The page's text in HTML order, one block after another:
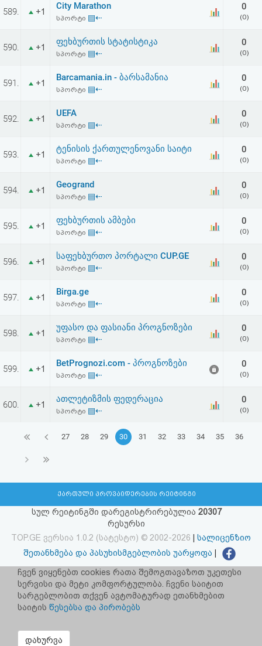
პასუხისმგებლობის
უარყოფა
589. +1
City Marathon
სპორტი ▤⇠
0
(0)
590. +1
ფეხბურთის სტატისტიკა
სპორტი ▤⇠
0
(0)
591. +1
Barcamania.in - ბარსამანია
სპორტი ▤⇠
0
(0)
592. +1
UEFA
სპორტი ▤⇠
0
(0)
593. +1
ტენისის ქართულენოვანი საიტი
სპორტი ▤⇠
0
(0)
594. +1
Geogrand
სპორტი ▤⇠
0
(0)
595. +1
ფეხბურთის ამბები
სპორტი ▤⇠
0
(0)
596. +1
საფეხბურთო პორტალი CUP.GE
სპორტი ▤⇠
0
(0)
597. +1
Birga.ge
სპორტი ▤⇠
0
(0)
598. +1
უფასო და ფასიანი პროგნოზები
სპორტი ▤⇠
0
(0)
599. +1
BetPrognozi.com - პროგნოზები
სპორტი ▤⇠
0
(0)
600. +1
ათლეტიზმის ფედერაცია
სპორტი ▤⇠
0
(0)
27 28 29 30 31 32 33 34 35 36
ქართული პროვაიდერების რეიტინგი
სულ რეიტინგში დარეგისტრირებულია 20307
რესურსი
TOP.GE ვერსია 1.0.2 (სატესტო) © 2002-2026
სალიცენზიო
შეთანხმება და პასუხისმგებლობის უარყოფა
facebook.com/TOP.GE
იხილეთ TOP.GE - ის ძველი ვერსია ბმულზე
TOP.GE-ს სერვერების განთავსებას და ინტერნეტთან კავშირს
ჩვენ ვიყენებთ cookies რათა შემოგთავაზოთ უკეთესი
სერვისი და მეტი კომფორტულობა. ჩვენი საიტით
სარგებლობით თქვენ ავტომატურად ეთანხმებით
საიტის წესებსა და პირობებს
დახურვა